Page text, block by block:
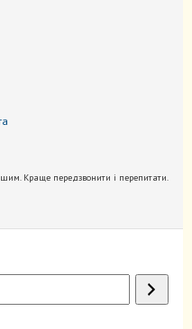
Краще передзвонити і перепитати.